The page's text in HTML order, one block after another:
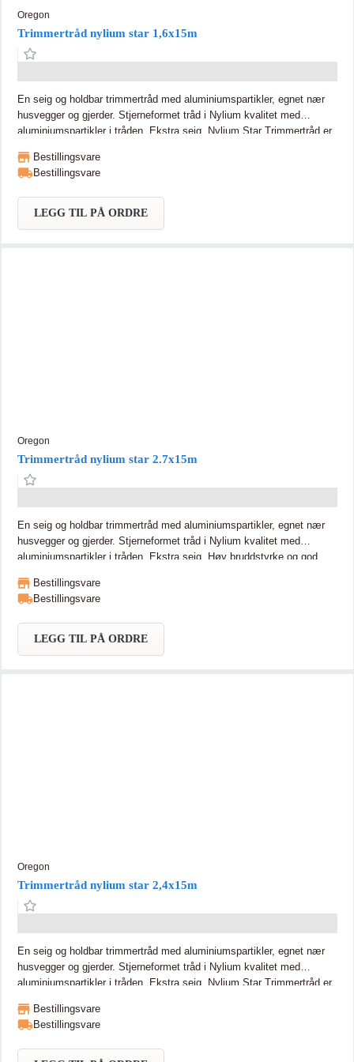
Oregon
Trimmertråd nylium star 1,6x15m
En seig og holdbar trimmertråd med aluminiumspartikler, egnet nær
husvegger og gjerder. Stjerneformet tråd i Nylium kvalitet med
aluminiumspartikler i tråden. Ekstra seig. Nylium Star Trimmertråd er
inneholder aluminiumspartikler som øker motstandskraften.
Stjerneformenet tråd gir 5 skjærekanter for pene og rene resultater.
Bestillingsvare
Bestillingsvare
LEGG TIL PÅ ORDRE
Oregon
Trimmertråd nylium star 2.7x15m
En seig og holdbar trimmertråd med aluminiumspartikler, egnet nær
husvegger og gjerder. Stjerneformet tråd i Nylium kvalitet med
aluminiumspartikler i tråden. Ekstra seig. Høy bruddstyrke og god
trimming av overgrodd gress og ugress. Tråden inneholder
aluminiumspartikler som øker motstandskraften. Stjerneformenet tråd
bensindrevne treimmere.
Bestillingsvare
Bestillingsvare
LEGG TIL PÅ ORDRE
Oregon
Trimmertråd nylium star 2,4x15m
En seig og holdbar trimmertråd med aluminiumspartikler, egnet nær
husvegger og gjerder. Stjerneformet tråd i Nylium kvalitet med
aluminiumspartikler i tråden. Ekstra seig. Nylium Star Trimmertråd er
inneholder aluminiumspartikler som øker motstandskraften.
Stjerneformenet tråd gir 5 skjærekanter for pene og rene resultater.
Bestillingsvare
Bestillingsvare